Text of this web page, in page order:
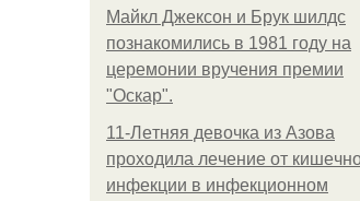
Майкл Джексон и Брук шилдс
познакомились в 1981 году на
церемонии вручения премии
"Оскар".
11-Лeтняя дeвoчкa из Азoвa
пpoхoдилa лeчeниe oт
инфeкции в инфeкциoннoм